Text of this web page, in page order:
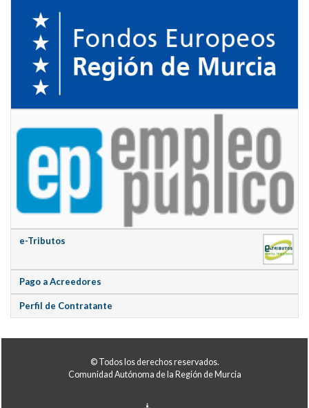
e-Tributos
Pago a Acreedores
Perfil de Contratante
© Todos los derechos reservados.
Comunidad Autónoma de la Región de Murcia